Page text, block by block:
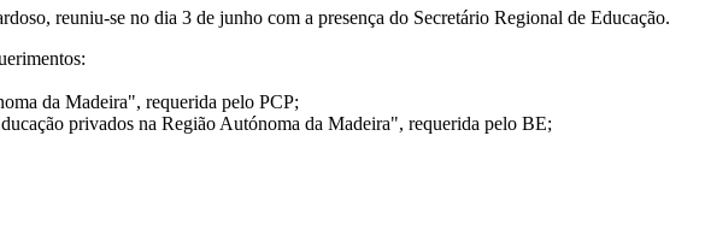
reuniu-se no dia 3 de junho com a presença do Secretário Regional de Educação.
da Madeira", requerida pelo PCP;
privados na Região Autónoma da Madeira", requerida pelo BE;